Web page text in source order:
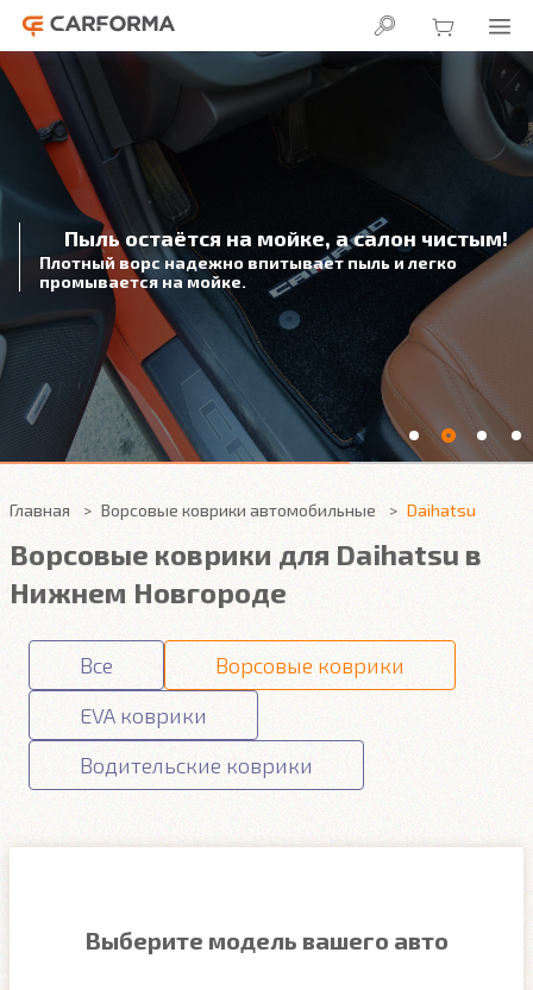
Пыль остаётся на мойке, а салон чистым!
Плотный ворс надежно впитывает пыль и легко
промывается на мойке.
Главная Ворсовые коврики автомобильные Daihatsu
Ворсовые коврики для Daihatsu в
Нижнем Новгороде
Все
Ворсовые коврики
EVA коврики
Водительские коврики
Выберите модель вашего авто